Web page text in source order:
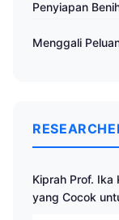
Penyiapan
Menggali
Kiprah Prof. Ika
yang Cocok